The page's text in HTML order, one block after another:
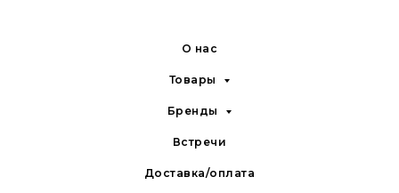
О нас
Товары
Бренды
Встречи
Доставка/оплата